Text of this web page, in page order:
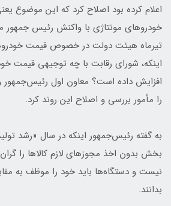
اعلام کرده بود اصلاح کرد که این موضوع
تیرماه هیئت دولت در خصوص قیمت
اینکه، شورای رقابت با چه توجیهی قیمت
افزایش داده است؟ معاون اول
را مأمور بررسی و اصلاح این روند کرد.
به گفته رئیس‌جمهور‌ اینکه در سال «رشد
بخش بدون اخذ مجوزهای لازم کالاها را
نیست و دستگاه‌ها باید خود را موظف به
بدانند.